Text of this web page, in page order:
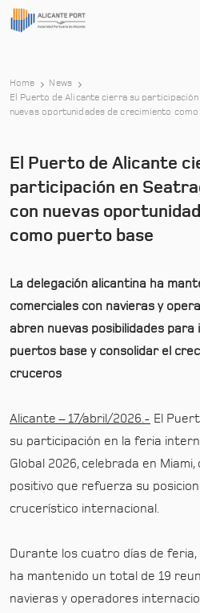
Home
News
El Puerto de Alicante cierra su
nuevas oportunidades de crecimiento
El Puerto de Alicante
participación en
con nuevas
como puerto base
La delegación alicantina ha
comerciales con navieras y
abren nuevas posibilidades
puertos base y consolidar el
cruceros
Alicante – 17/abril/2026.- El
su participación en la feria
Global 2026, celebrada en
positivo que refuerza su
crucerístico internacional.
Durante los cuatro días de feria,
ha mantenido un total de 19
navieras y operadores